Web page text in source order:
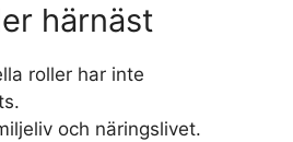
härnäst
roller har inte
och näringslivet.